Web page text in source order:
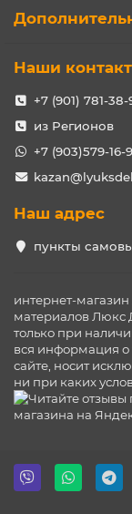
Наши
+7 (901) 781-38-
из Регионов
+7 (903)579-16-
Наш адрес
пункты
интернет-
материалов Люкс
только при
вся информация о
сайте, носит
ни при каких